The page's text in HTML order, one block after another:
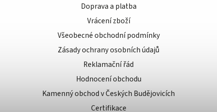
Doprava a platba
Vrácení zboží
Všeobecné obchodní podmínky
Zásady ochrany osobních údajů
Reklamační řád
Hodnocení obchodu
Kamenný obchod v Českých Budějovicích
Certifikace